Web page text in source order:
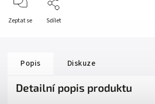
Zeptat se Sdílet
Popis Diskuze
Detailní popis produktu